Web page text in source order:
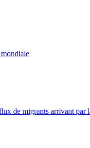
de migrants arrivant par